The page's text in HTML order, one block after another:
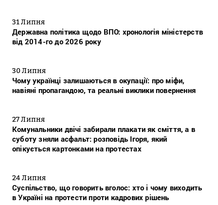
31 Липня
Державна політика щодо ВПО: хронологія міністерств
від 2014-го до 2026 року
30 Липня
Чому українці залишаються в окупації: про міфи,
навіяні пропагандою, та реальні виклики повернення
27 Липня
Комунальники двічі забирали плакати як сміття, а в
суботу зняли асфальт: розповідь Ігоря, який
опікується картонками на протестах
24 Липня
Суспільство, що говорить вголос: хто і чому виходить
в Україні на протести проти кадрових рішень